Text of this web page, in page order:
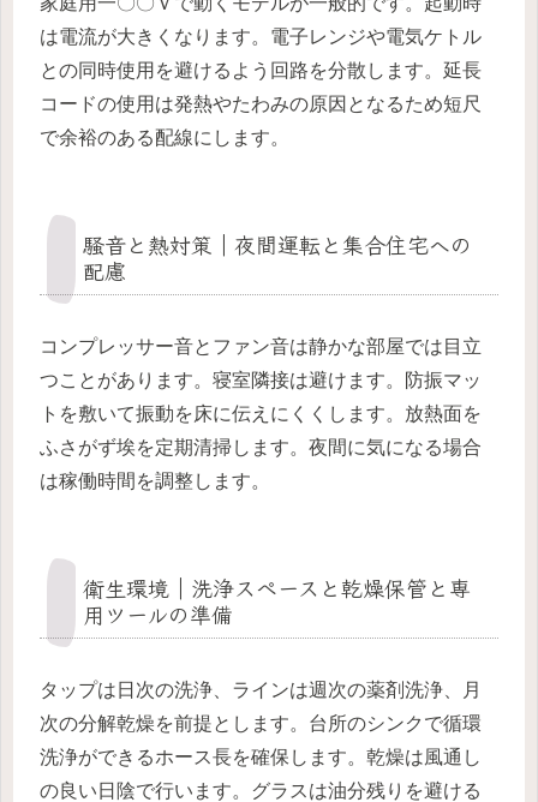
は電流が大きくなります。電子レンジや電気ケトル
との同時使用を避けるよう回路を分散します。延長
コードの使用は発熱やたわみの原因となるため短尺
で余裕のある配線にします。
騒音と熱対策｜夜間運転と集合住宅への
配慮
コンプレッサー音とファン音は静かな部屋では目立
つことがあります。寝室隣接は避けます。防振マッ
トを敷いて振動を床に伝えにくくします。放熱面を
ふさがず埃を定期清掃します。夜間に気になる場合
は稼働時間を調整します。
衛生環境｜洗浄スペースと乾燥保管と専
用ツールの準備
タップは日次の洗浄、ラインは週次の薬剤洗浄、月
次の分解乾燥を前提とします。台所のシンクで循環
洗浄ができるホース長を確保します。乾燥は風通し
の良い日陰で行います。グラスは油分残りを避ける